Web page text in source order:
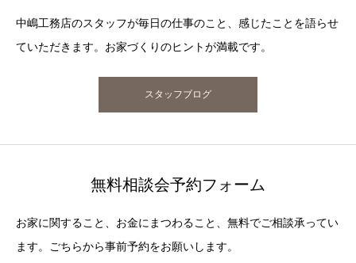
中嶋工務店のスタッフが毎日の仕事のこと、感じたことを語らせ
ていただきます。お家づくりのヒントが満載です。
スタッフブログ
無料相談会予約フォーム
お家に関すること、お金にまつわること、無料でご相談承ってい
ます。ごちらから事前予約をお願いします。